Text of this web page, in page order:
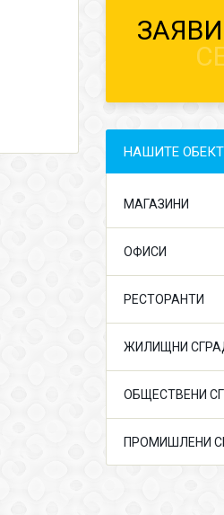
НАШИТЕ
МАГАЗИНИ
ОФИСИ
РЕСТОРАНТИ
ЖИЛИЩНИ
ОБЩЕСТВЕНИ
ПРОМИШЛЕНИ